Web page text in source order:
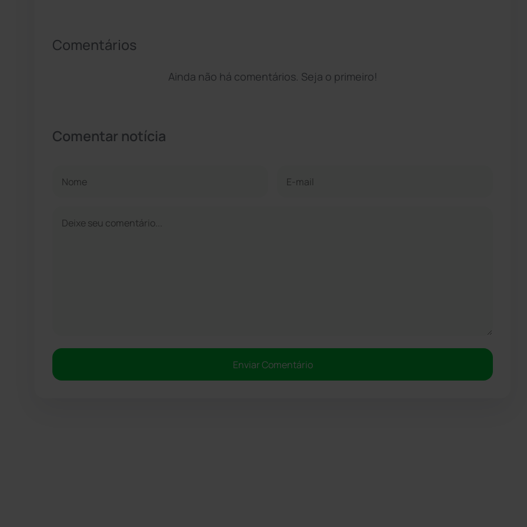
Comentários
Ainda não há comentários. Seja o primeiro!
Comentar notícia